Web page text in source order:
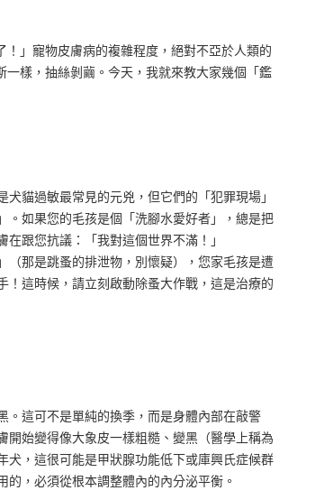
」寵物皮膚病的複雜程度，絕對不亞於人類的
樣，抽絲剝繭。今天，我就來教大家幾個「鑑
貓過敏最常見的元兇，但它們的「犯罪現場」
如果您的毛孩是個「洗腳水愛好者」，總是把
跟您抗議：「我對這個世界不滿！」
那是跳蚤的排泄物，別懷疑），您家毛孩是遭
這時候，請立刻啟動除蚤大作戰，這是治療的
。這可不是單純的換季，而是身體內部在敲警
始變得像大象皮一樣粗糙、變黑（醫學上稱為
，這很可能是甲狀腺功能低下或庫興氏症候群
的，必須從根本調整體內的內分泌平衡。